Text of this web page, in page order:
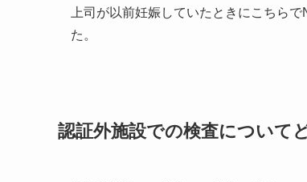
上司が以前妊娠していたときにこちら
た。
認証外施設での検査について